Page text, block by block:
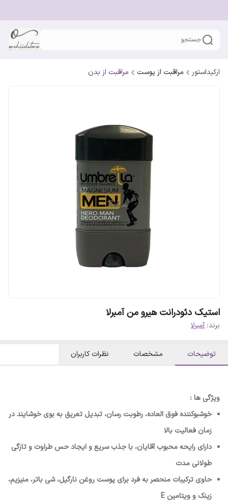
جستجو
ارکیداستور مراقبت از پوست مراقبت از بدن
استیک دئودرانت هیرو من آمبرلا
برند: آمبرلا
توضیحات مشخصات نظرات کاربران
ویژگی ها :
خوشبوکننده فوق العاده، رطوبت رسان، تبدیل تعریق به بوی خوشایند در
زمان فعالیت بالا
دارای رایحه محبوب آقایان، با جذب سریع و ایجاد حس طراوت و تازگی
طولانی مدت
حاوی ترکیبات منحصر به فرد برای پوست روغن نارگیل، شی باتر، منیزیم،
زینک و ویتامین E